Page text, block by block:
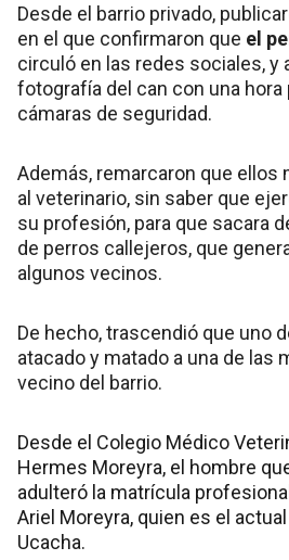
Desde el barrio privado,
en el que confirmaron que el
circuló en las redes sociales, y
fotografía del can con una hora
cámaras de seguridad.
Además, remarcaron que
al veterinario, sin saber que
su profesión, para que sacara
de perros callejeros, que
algunos vecinos.
De hecho, trascendió que uno
atacado y matado a una de las
vecino del barrio.
Desde el Colegio Médico
Hermes Moreyra, el hombre
adulteró la matrícula
Ariel Moreyra, quien es el
Ucacha.